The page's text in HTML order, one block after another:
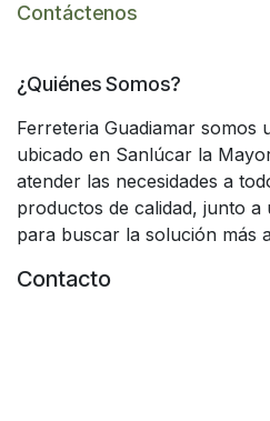
Contáctenos
¿Quiénes Somos?
Ferreteria Guadiamar somos
ubicado en Sanlúcar la
atender las necesidades a
productos de calidad, junto
para buscar la solución más
Contacto